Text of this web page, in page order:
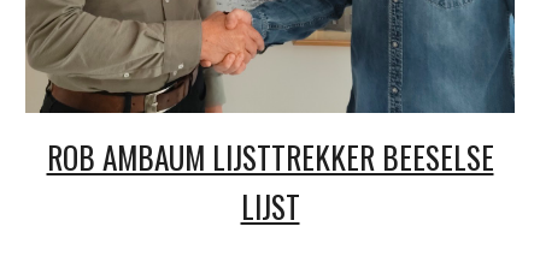
ROB AMBAUM LIJSTTREKKER BEESELSE
LIJST